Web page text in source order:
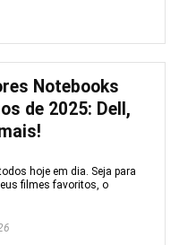
Notebooks
de 2025: Dell,
hoje em dia. Seja para
filmes favoritos, o